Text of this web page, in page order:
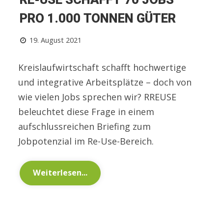
PRO 1.000 TONNEN GÜTER
19. August 2021
Kreislaufwirtschaft schafft hochwertige
und integrative Arbeitsplätze – doch von
wie vielen Jobs sprechen wir? RREUSE
beleuchtet diese Frage in einem
aufschlussreichen Briefing zum
Jobpotenzial im Re-Use-Bereich.
Weiterlesen...